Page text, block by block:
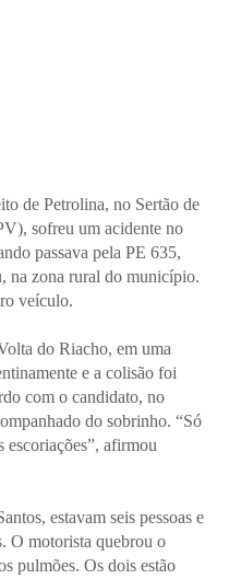
de Petrolina, no Sertão de
sofreu um acidente no
passava pela PE 635,
na zona rural do município.
veículo.
do Riacho, em uma
e a colisão foi
com o candidato, no
do sobrinho. “Só
escoriações”, afirmou
estavam seis pessoas e
O motorista quebrou o
pulmões. Os dois estão